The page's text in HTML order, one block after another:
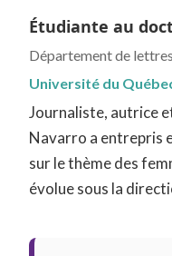
Étudiante au
Département de
Université du
Journaliste, autrice
Navarro a entrepris
sur le thème des
évolue sous la